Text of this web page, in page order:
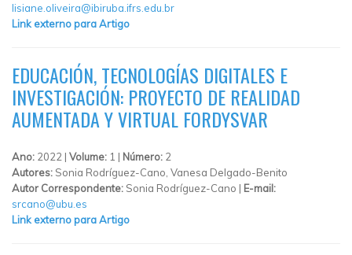
lisiane.oliveira@ibiruba.ifrs.edu.br
Link externo para Artigo
EDUCACIÓN, TECNOLOGÍAS DIGITALES E
INVESTIGACIÓN: PROYECTO DE REALIDAD
AUMENTADA Y VIRTUAL FORDYSVAR
Ano: 2022 | Volume: 1 | Número: 2
Autores: Sonia Rodríguez-Cano, Vanesa Delgado-Benito
Autor Correspondente: Sonia Rodríguez-Cano | E-mail:
srcano@ubu.es
Link externo para Artigo